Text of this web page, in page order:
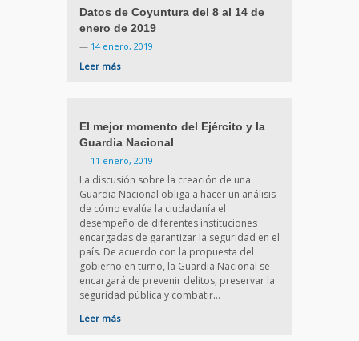
Datos de Coyuntura del 8 al 14 de
enero de 2019
— 14 enero, 2019
Leer más
El mejor momento del Ejército y la
Guardia Nacional
— 11 enero, 2019
La discusión sobre la creación de una
Guardia Nacional obliga a hacer un análisis
de cómo evalúa la ciudadanía el
desempeño de diferentes instituciones
encargadas de garantizar la seguridad en el
país. De acuerdo con la propuesta del
gobierno en turno, la Guardia Nacional se
encargará de prevenir delitos, preservar la
seguridad pública y combatir…
Leer más